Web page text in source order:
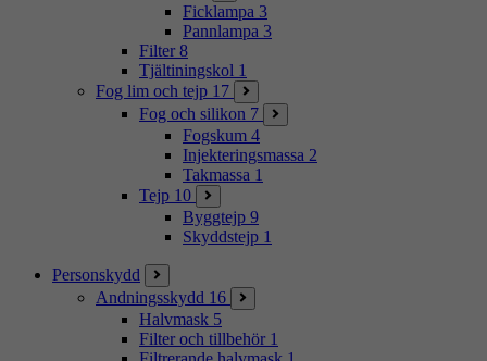
Ficklampa 3
Pannlampa 3
Filter 8
Tjältiningskol 1
Fog lim och tejp 17
Fog och silikon 7
Fogskum 4
Injekteringsmassa 2
Takmassa 1
Tejp 10
Byggtejp 9
Skyddstejp 1
Personskydd
Andningsskydd 16
Halvmask 5
Filter och tillbehör 1